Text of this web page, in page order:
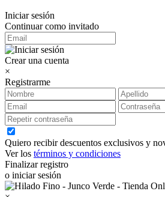
Iniciar sesión
Continuar como invitado
Crear una cuenta
×
Registrarme
Quiero recibir descuentos exclusivos y
Ver los términos y condiciones
Finalizar registro
o iniciar sesión